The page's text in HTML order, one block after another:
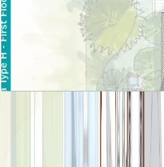
Sanctuary Fall, Villa, 6BR,
First Floor, 8742 SQFT